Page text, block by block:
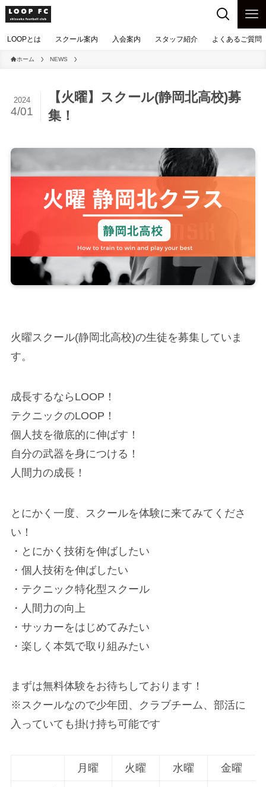
LOOPとは スクール案内 入会案内 スタッフ紹介 よくあるご質問
ホーム NEWS
【火曜】スクール(静岡北高校)募
集！
2024
4/01
火曜スクール(静岡北高校)の生徒を募集していま
す。
成長するならLOOP！
テクニックのLOOP！
個人技を徹底的に伸ばす！
自分の武器を身につける！
人間力の成長！
とにかく一度、スクールを体験に来てみてくださ
い！
・とにかく技術を伸ばしたい
・個人技術を伸ばしたい
・テクニック特化型スクール
・人間力の向上
・サッカーをはじめてみたい
・楽しく本気で取り組みたい
まずは無料体験をお待ちしております！
※スクールなので少年団、クラブチーム、部活に
入っていても掛け持ち可能です
月曜 火曜 水曜 金曜